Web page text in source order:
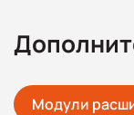
Модули